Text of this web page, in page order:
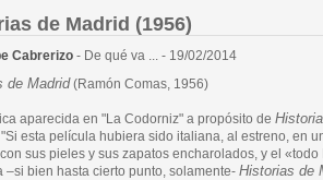
de Madrid (1956)
Cabrerizo - De qué va ... - 19/02/2014
de Madrid(Ramón Comas, 1956)
aparecida en "La Codorniz" a propósito de
esta película hubiera sido italiana, al estreno, en
sus pieles y sus zapatos encharolados, y el
–si bien hasta cierto punto, solamente- Historias de